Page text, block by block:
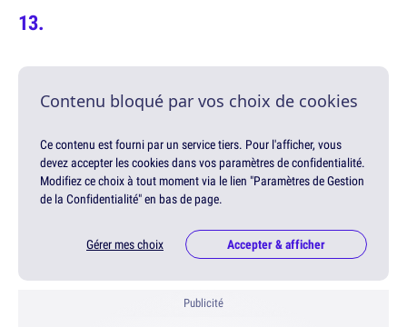
Contenu bloqué par vos choix de cookies
Ce contenu est fourni par un service tiers. Pour l'afficher, vous
devez accepter les cookies dans vos paramètres de confidentialité.
Modifiez ce choix à tout moment via le lien "Paramètres de Gestion
de la Confidentialité" en bas de page.
Gérer mes choix Accepter & afficher
Publicité